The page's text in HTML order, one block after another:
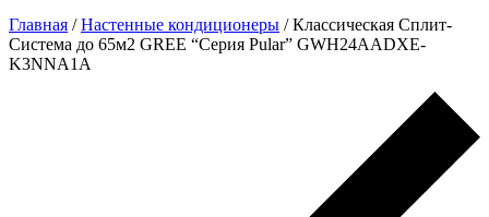
Главная /Настенные кондиционеры / Классическая Сплит-
Система до 65м2 GREE “Серия Pular” GWH24AADXE-
K3NNA1A